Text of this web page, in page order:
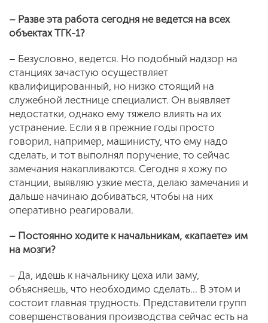
– Разве эта работа сегодня не ведется на всех
объектах ТГК-1?
– Безусловно, ведется. Но подобный надзор на
станциях зачастую осуществляет
квалифицированный, но низко стоящий на
служебной лестнице специалист. Он выявляет
недостатки, однако ему тяжело влиять на их
устранение. Если я в прежние годы просто
говорил, например, машинисту, что ему надо
сделать, и тот выполнял поручение, то сейчас
замечания накапливаются. Сегодня я хожу по
станции, выявляю узкие места, делаю замечания и
дальше начинаю добиваться, чтобы на них
оперативно реагировали.
– Постоянно ходите к начальникам, «капаете» им
на мозги?
– Да, идешь к начальнику цеха или заму,
объясняешь, что необходимо сделать… В этом и
состоит главная трудность. Представители групп
совершенствования производства сейчас есть на